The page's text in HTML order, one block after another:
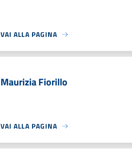
VAI ALLA PAGINA
Maurizia Fiorillo
VAI ALLA PAGINA